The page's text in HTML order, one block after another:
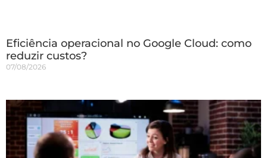
Eficiência operacional no Google Cloud: como
reduzir custos?
07/08/2026